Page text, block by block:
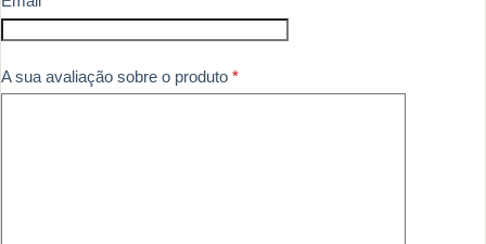
A sua avaliação sobre o produto *